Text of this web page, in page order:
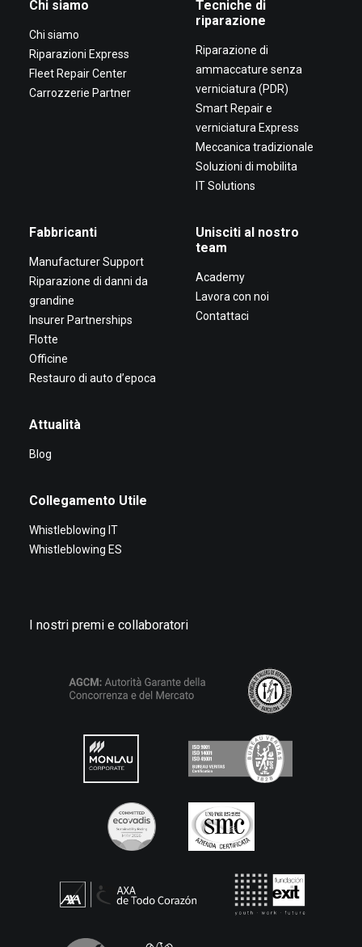
Chi siamo
Chi siamo
Riparazioni Express
Fleet Repair Center
Carrozzerie Partner
Tecniche di
riparazione
Riparazione di
ammaccature senza
verniciatura (PDR)
Smart Repair e
verniciatura Express
Meccanica tradizionale
Soluzioni di mobilita
IT Solutions
Fabbricanti
Manufacturer Support
Riparazione di danni da
grandine
Insurer Partnerships
Flotte
Officine
Restauro di auto d’epoca
Unisciti al nostro
team
Academy
Lavora con noi
Contattaci
Attualità
Blog
Collegamento Utile
Whistleblowing IT
Whistleblowing ES
I nostri premi e collaboratori